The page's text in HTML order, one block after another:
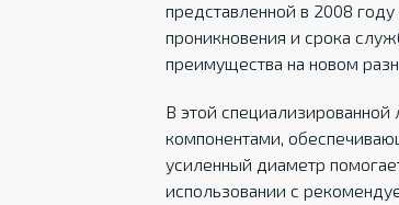
представленной в 2008
проникновения и срока
преимущества на новом
В этой
компонентами,
усиленный диаметр
использовании с